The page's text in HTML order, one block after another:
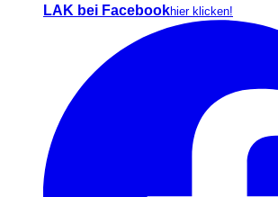
LAK bei Facebookhier klicken!